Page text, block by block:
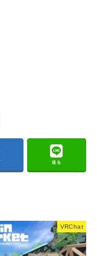
送る
VRChat